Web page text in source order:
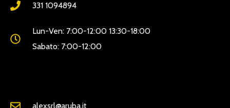
331 1094894
Lun-Ven: 7:00-12:00 13:30-18:00
Sabato: 7:00-12:00
alexsrl@aruba.it